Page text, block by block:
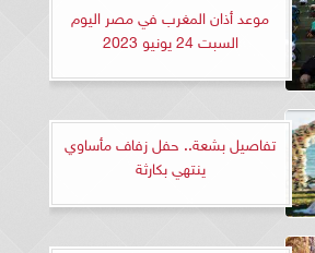
موعد أذان المغرب في مصر اليوم
السبت 24 يونيو 2023
تفاصيل بشعة.. حفل زفاف مأساوي
ينتهي بكارثة